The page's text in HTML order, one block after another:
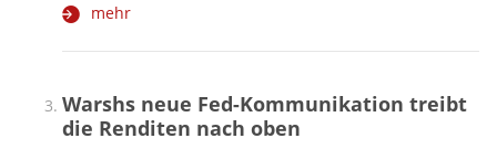
mehr
Warshs neue Fed-Kommunikation treibt
die Renditen nach oben